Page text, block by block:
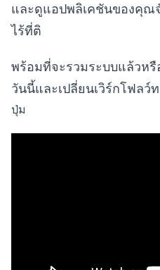
และดูแอปพลิเคชันของคุณ
ไร้ที่ติ
พร้อมที่จะรวมระบบแล้วห
วันนี้และเปลี่ยนเวิร์กโฟลว์ท
ปุ่ม